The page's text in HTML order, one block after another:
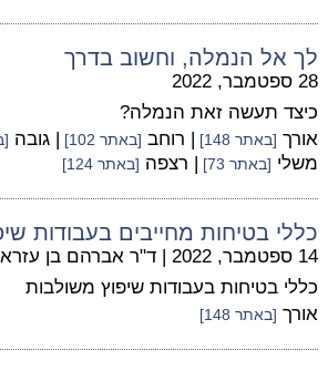
לך אל הנמלה, וחשוב בדרך
28 ספטמבר, 2022
כיצד תעשה זאת הנמלה?
אורך [באתר 148] | רוחב [באתר 102] | גובה
משלי [באתר 73] | רצפה [באתר 124]
כללי בטיחות מחייבים בעבודות
14 ספטמבר, 2022 | ד"ר אברהם בן עזרא
כללי בטיחות בעבודות שיפוץ משולבות
אורך [באתר 148]